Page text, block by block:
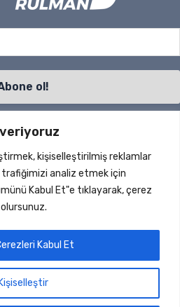
kişiselleştirilmiş reklamlar
analiz etmek için
Kabul Et"e tıklayarak, çerez
olursunuz.
Kişiselleştir
Kabul Et
Sayfalar
S.S.S.
İletişim
Ürünler
Hesap